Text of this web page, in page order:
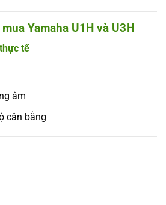
Yamaha U1H và U3H
tế
âm
cân bằng